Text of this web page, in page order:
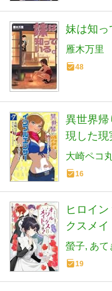
妹は知っ
雁木万里
48
異世界帰
現した現
になって
クス)
大崎ペコ
16
ヒロイ
クスメ
巻 (コロ
螢子 あて
19